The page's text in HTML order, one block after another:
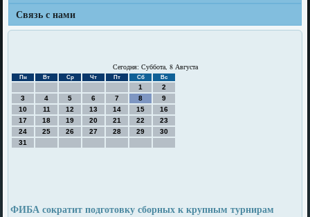
Связь с нами
Сегодня: Суббота, 8 Августа
Пн Вт Ср Чт Пт Сб Вс
1
2
3
4 5 6 7 8
9
10
11 12 13 14 15
16
17
18 19 20 21 22
23
24
25 26 27 28 29
30
31
ФИБА сократит подготовку сборных к крупным турнирам